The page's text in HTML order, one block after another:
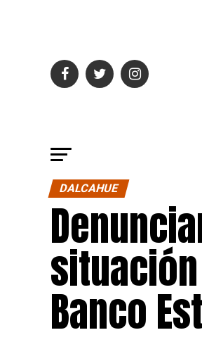
DALCAHUE
Banco